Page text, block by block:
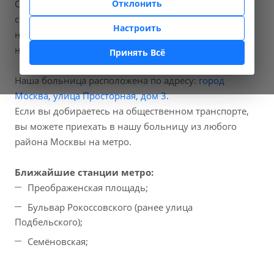
Стоимость составит от 1600 рублей, точную
стоимость процедур вы можете уточнить
непосредственно позвонив
нам по номеру телефона+7 (495) 3207797
Наша больница расположена по адресу: город
Москва, улица Просторная, дом 3.
Если вы добираетесь на общественном транспорте,
вы можете приехать в нашу больницу из любого
района Москвы на метро.
Ближайшие станции метро:
Преображенская площадь;
Бульвар Рокоссовского (ранее улица
Подбельского);
Семёновская;
Отклонить
Настроить
Принять Всё